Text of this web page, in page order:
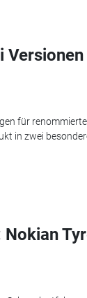
Versionen
für renommierte
in zwei